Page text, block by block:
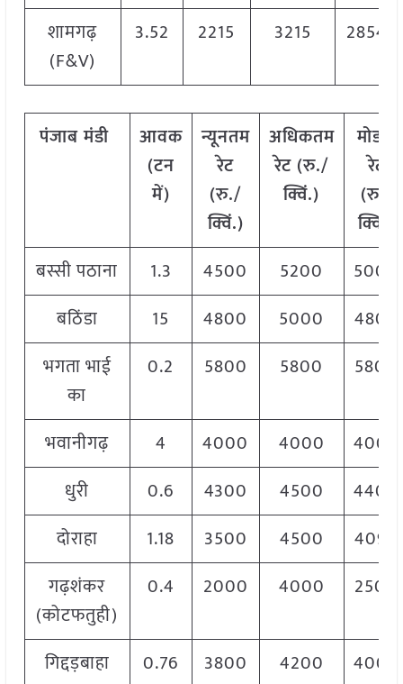
शामगढ़
(F&V)
3.52 2215 3215 2854
पंजाबमंडी
आवक
(टन
में)
न्यूनतम
रेट
(रु./
क्विं.)
अधिकतम
रेट (रु./
क्विं.)
मोडल
रेट
(रु
क्विं
बस्सी पठाना
1.3 4500 5200
5000
बठिंडा
15 4800 5000
4800
भगता भाई
का
0.2 5800 5800 5800
भवानीगढ़ 4 4000 4000
4000
धुरी
0.6 4300 4500
4400
दोराहा
1.18 3500 4500
4090
गढ़शंकर
(कोटफतुही)
0.4 2000 4000 2500
गिद्दड़बाहा 0.76 3800 4200
4000